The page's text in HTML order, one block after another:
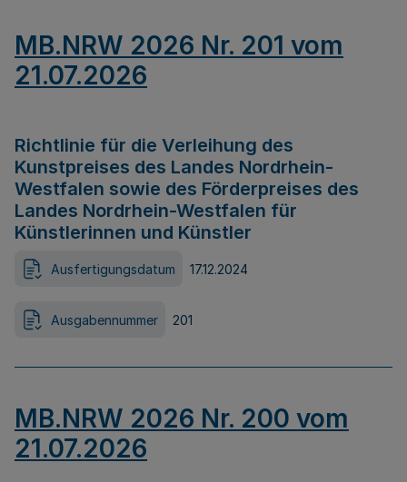
MB.NRW 2026 Nr. 201 vom
21.07.2026
Richtlinie für die Verleihung des
Kunstpreises des Landes Nordrhein-
Westfalen sowie des Förderpreises des
Landes Nordrhein-Westfalen für
Künstlerinnen und Künstler
Ausfertigungsdatum 17.12.2024
Ausgabennummer 201
MB.NRW 2026 Nr. 200 vom
21.07.2026